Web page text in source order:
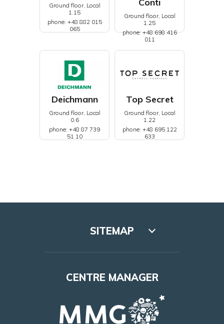
Ground floor, Local
1.15
phone: +48 882 015
065
Ground floor, Local
1.25
phone: +48 698 416
011
Deichmann
Ground floor, Local
0.6
phone: +48 87 739
51 10
Top Secret
Ground floor, Local
1.22
phone: +48 695 122
633
SITEMAP
Lookbook
Leasing
CENTRE MANAGER